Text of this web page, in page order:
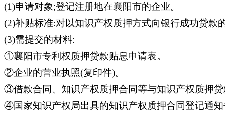
(1)申请对象;登记注册地在襄阳市的企业。
(2)补贴标准:对以知识产权质押方式向银行成功贷款
(3)需提交的材料:
①襄阳市专利权质押贷款贴息申请表。
②企业的营业执照(复印件)。
③借款合同、知识产权质押合同等与知识产权质押
④国家知识产权局出具的知识产权质押合同登记通